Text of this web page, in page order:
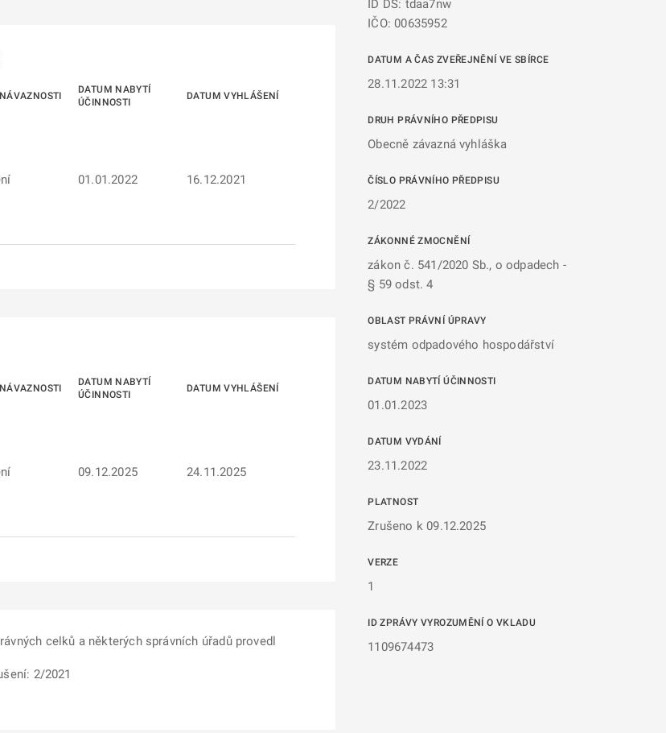
ID DS: tdaa7nw
IČO: 00635952
DATUM A ČAS ZVEŘEJNĚNÍ VE SBÍRCE
28.11.2022 13:31
DRUH PRÁVNÍHO PŘEDPISU
Obecně závazná vyhláška
ČÍSLO PRÁVNÍHO PŘEDPISU
2/2022
ZÁKONNÉ ZMOCNĚNÍ
zákon č. 541/2020 Sb., o odpadech -
§ 59 odst. 4
OBLAST PRÁVNÍ ÚPRAVY
systém odpadového hospodářství
DATUM NABYTÍ ÚČINNOSTI
01.01.2023
DATUM VYDÁNÍ
23.11.2022
PLATNOST
Zrušeno k 09.12.2025
VERZE
1
ID ZPRÁVY VYROZUMĚNÍ O VKLADU
1109674473
DATUM NABYTÍ
ÚČINNOSTI
DATUM VYHLÁŠENÍ
01.01.2022 16.12.2021
DATUM NABYTÍ
ÚČINNOSTI
DATUM VYHLÁŠENÍ
09.12.2025 24.11.2025
celků a některých správních úřadů provedl
2/2021